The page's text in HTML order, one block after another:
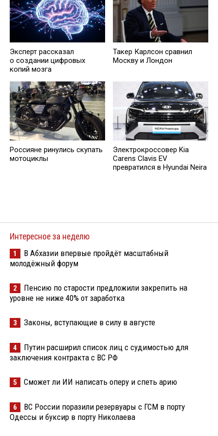
Эксперт рассказал
о создании цифровых
копий мозга
Такер Карлсон сравнил
Москву и Лондон
Россияне ринулись скупать
мотоциклы
Электрокроссовер Kia
Carens Clavis EV
превратился в Hyundai Neira
Интересное за неделю
1
В Абхазии впервые пройдёт масштабный
молодёжный форум
2
Пенсию по старости предложили закрепить на
уровне не ниже 40% от заработка
3 Законы, вступающие в силу в августе
4
Путин расширил список лиц с судимостью для
заключения контракта с ВС РФ
5 Сможет ли ИИ написать оперу и спеть арию
6
ВС России поразили резервуары с ГСМ в порту
Одессы и буксир в порту Николаева